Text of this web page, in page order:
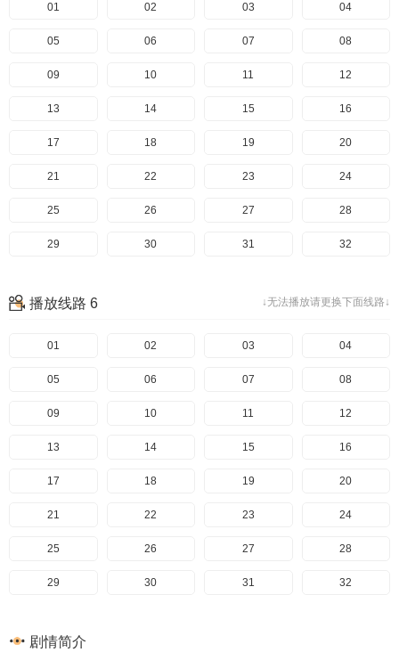
01 02 03 04
05 06 07 08
09 10 11 12
13 14 15 16
17 18 19 20
21 22 23 24
25 26 27 28
29 30 31 32
↓无法播放请更换下面线路↓
播放线路 6
01 02 03 04
05 06 07 08
09 10 11 12
13 14 15 16
17 18 19 20
21 22 23 24
25 26 27 28
29 30 31 32
剧情简介